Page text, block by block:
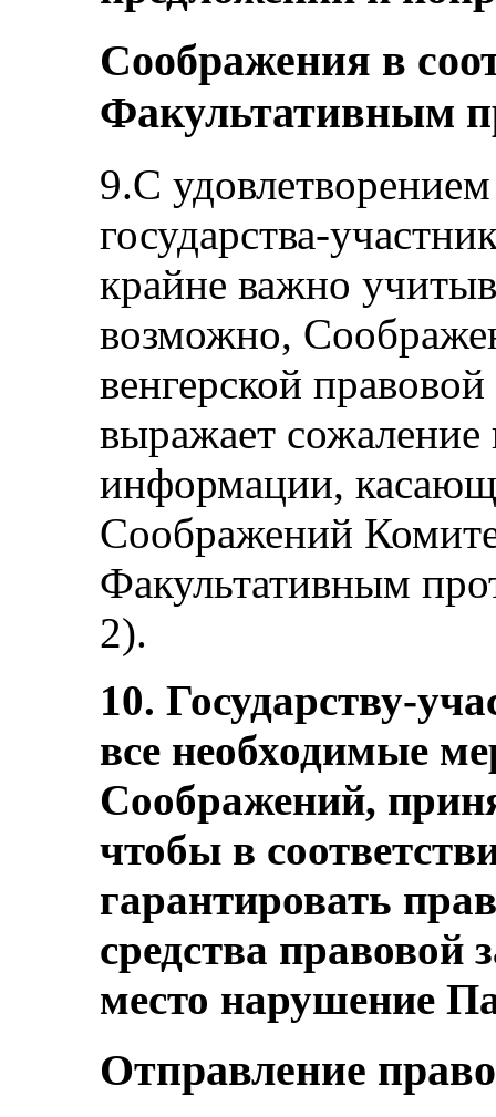
Соображения в
Факультативным
9.С
государства-
крайне важно
возможно,
венгерской
выражает сожаление
информации,
Соображений
Факультативным
2).
10. Государству-
все необходимые
Соображений,
чтобы в
гарантировать
средства
место нарушение
Отправление